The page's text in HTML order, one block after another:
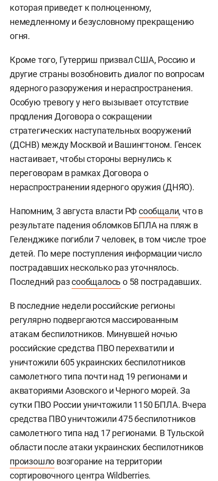
которая приведет к полноценному,
немедленному и безусловному прекращению
огня.
Кроме того, Гутерриш призвал США, Россию и
другие страны возобновить диалог по вопросам
ядерного разоружения и нераспространения.
Особую тревогу у него вызывает отсутствие
продления Договора о сокращении
стратегических наступательных вооружений
(ДСНВ) между Москвой и Вашингтоном. Генсек
настаивает, чтобы стороны вернулись к
переговорам в рамках Договора о
нераспространении ядерного оружия (ДНЯО).
Напомним, 3 августа власти РФсообщали, что в
результате падения обломков БПЛА на пляж в
Геленджике погибли 7 человек, в том числе трое
детей. По мере поступления информации число
пострадавших несколько раз уточнялось.
Последний разсообщалось о 58 пострадавших.
В последние недели российские регионы
регулярно подвергаются массированным
атакам беспилотников. Минувшей ночью
российские средства ПВО перехватили и
уничтожили 605 украинских беспилотников
самолетного типа почти над 19 регионами и
акваториями Азовского и Черного морей. За
сутки ПВО России уничтожили 1150 БПЛА. Вчера
средства ПВО уничтожили 475 беспилотников
самолетного типа над 17 регионами. В Тульской
области после атаки украинских беспилотников
произошло возгорание на территории
сортировочного центра Wildberries.